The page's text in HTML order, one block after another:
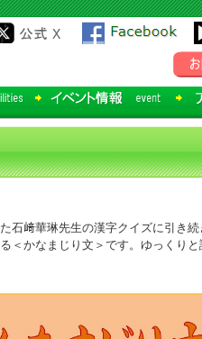
﨑華琳先生の漢字クイズに引き
＜かなまじり文＞です。ゆっくりと